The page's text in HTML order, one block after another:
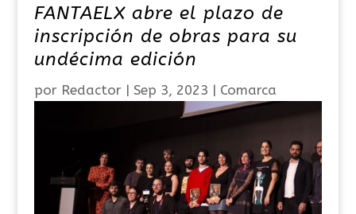
FANTAELX abre el plazo de
inscripción de obras para su
undécima edición
por Redactor| Sep 3, 2023 | Comarca